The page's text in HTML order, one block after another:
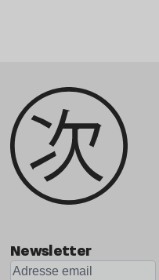
Newsletter